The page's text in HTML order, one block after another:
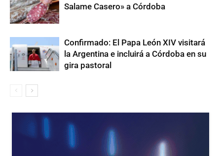
Salame Casero» a Córdoba
Confirmado: El Papa León XIV visitará
la Argentina e incluirá a Córdoba en su
gira pastoral